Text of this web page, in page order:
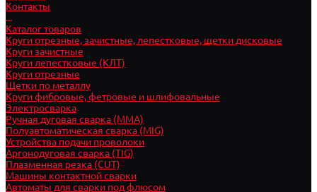
Контакты
...
Каталог товаров
Круги отрезные, зачистные, лепестковые, щетки дисковые
Круги зачистные
Круги лепестковые (КЛТ)
Круги отрезные
Щетки по металлу
Круги фибровые, фетровые и шлифовальные
Электросварка
Ручная дуговая сварка (MMA)
Полуавтоматическая сварка (MIG)
Устройства подачи проволоки
Аргонодуговая сварка (TIG)
Плазменная резка (CUT)
Машины контактной сварки
Автоматы для сварки под флюсом